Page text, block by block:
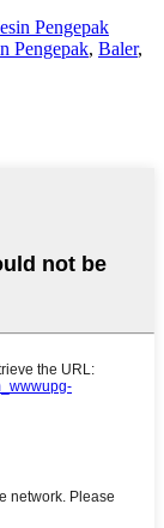
Pengepak
Pengepak, Baler,